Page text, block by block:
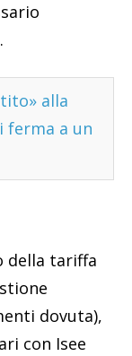
alla
ferma a un
della tariffa
dovuta),
con Isee